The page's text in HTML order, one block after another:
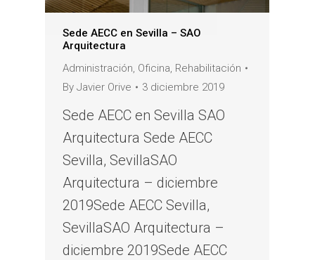
Sede AECC en Sevilla – SAO
Arquitectura
Administración, Oficina, Rehabilitación
By Javier Orive 3 diciembre 2019
Sede AECC en Sevilla SAO
Arquitectura Sede AECC
Sevilla, SevillaSAO
Arquitectura – diciembre
2019Sede AECC Sevilla,
SevillaSAO Arquitectura –
diciembre 2019Sede AECC